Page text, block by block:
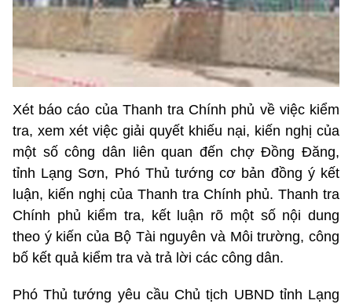
Xét báo cáo của Thanh tra Chính phủ về việc kiểm
tra, xem xét việc giải quyết khiếu nại, kiến nghị của
một số công dân liên quan đến chợ Đồng Đăng,
tỉnh Lạng Sơn, Phó Thủ tướng cơ bản đồng ý kết
luận, kiến nghị của Thanh tra Chính phủ. Thanh tra
Chính phủ kiểm tra, kết luận rõ một số nội dung
theo ý kiến của Bộ Tài nguyên và Môi trường, công
bố kết quả kiểm tra và trả lời các công dân.
Phó Thủ tướng yêu cầu Chủ tịch UBND tỉnh Lạng